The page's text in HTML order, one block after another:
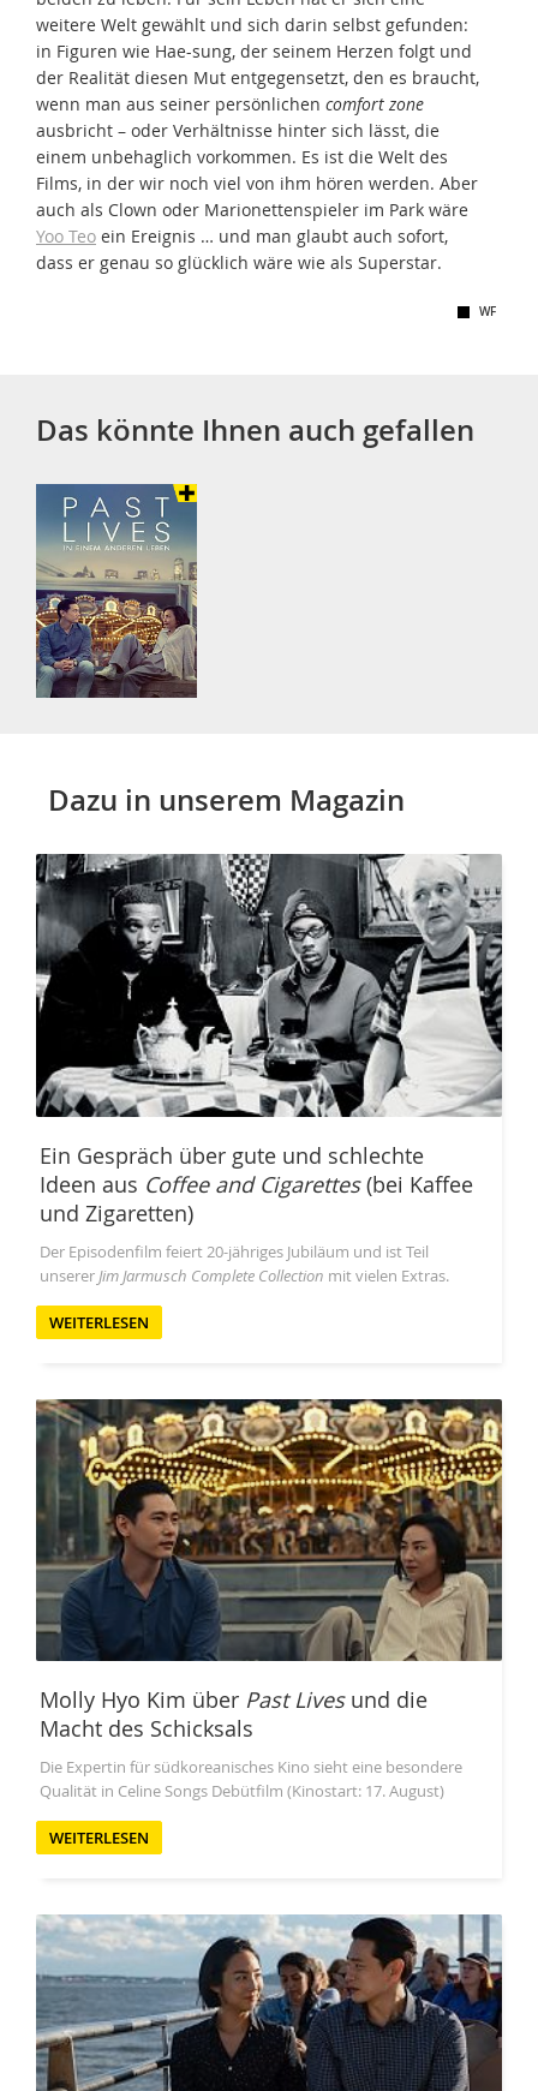
weitere Welt gewählt und sich darin selbst gefunden:
in Figuren wie Hae-sung, der seinem Herzen folgt und
der Realität diesen Mut entgegensetzt, den es braucht,
wenn man aus seiner persönlichen comfort zone
ausbricht – oder Verhältnisse hinter sich lässt, die
einem unbehaglich vorkommen. Es ist die Welt des
Films, in der wir noch viel von ihm hören werden. Aber
auch als Clown oder Marionettenspieler im Park wäre
Yoo Teo ein Ereignis … und man glaubt auch sofort,
dass er genau so glücklich wäre wie als Superstar.
WF
Das könnte Ihnen auch gefallen
Dazu in unserem Magazin
Ein Gespräch über gute und schlechte
Ideen aus Coffee and Cigarettes(bei Kaffee
und Zigaretten)
Der Episodenfilm feiert 20-jähriges Jubiläum und ist Teil
unsererJim Jarmusch Complete Collection mit vielen Extras.
WEITERLESEN
Molly Hyo Kim über Past Lives und die
Macht des Schicksals
Die Expertin für südkoreanisches Kino sieht eine besondere
Qualität in Celine Songs Debütfilm (Kinostart: 17. August)
WEITERLESEN